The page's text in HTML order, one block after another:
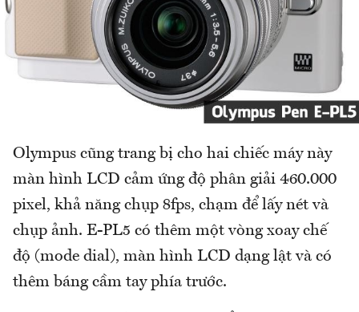
Olympus cũng trang bị cho hai chiếc máy này
màn hình LCD cảm ứng độ phân giải 460.000
pixel, khả năng chụp 8fps, chạm để lấy nét và
chụp ảnh. E-PL5 có thêm một vòng xoay chế
độ (mode dial), màn hình LCD dạng lật và có
thêm báng cầm tay phía trước.